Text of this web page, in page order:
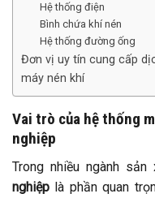
Hệ thống điện
Bình chứa khí nén
Hệ thống đường ống
Đơn vị uy tín cung cấp
máy nén khí
Vai trò của hệ thống
nghiệp
Trong nhiều ngành sản
nghiệp là phần quan